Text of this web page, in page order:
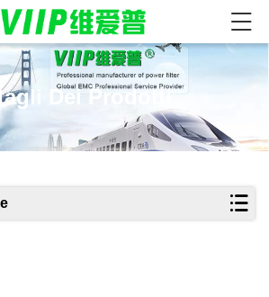
Dei Prodotti